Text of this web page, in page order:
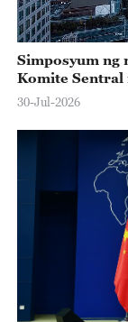
Simposyum ng
Komite Sentral
30-Jul-2026